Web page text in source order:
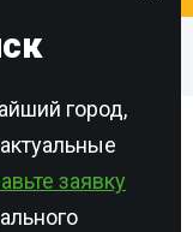
город,
заявку